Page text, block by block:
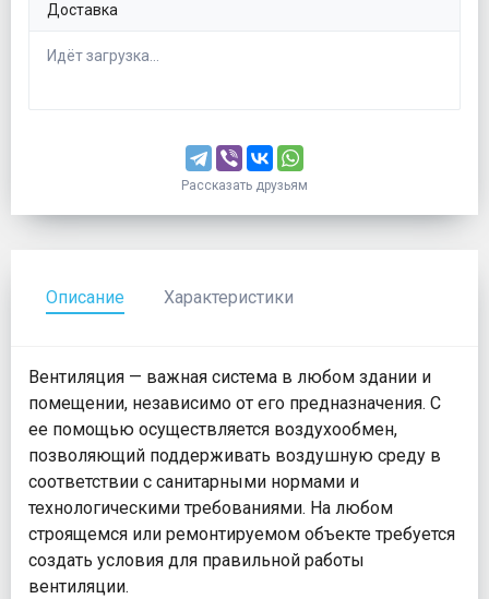
Доставка
Идёт загрузка...
Рассказать друзьям
Описание Характеристики
Вентиляция — важная система в любом здании и
помещении, независимо от его предназначения. С
ее помощью осуществляется воздухообмен,
позволяющий поддерживать воздушную среду в
соответствии с санитарными нормами и
технологическими требованиями. На любом
строящемся или ремонтируемом объекте требуется
создать условия для правильной работы
вентиляции.